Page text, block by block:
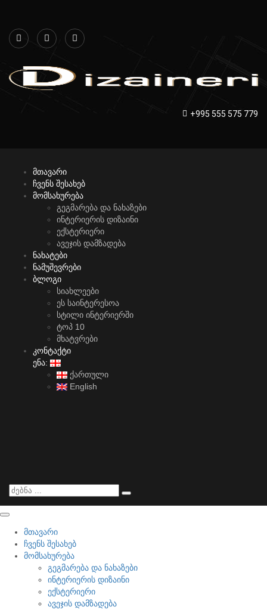
+995 555 575 779
მთავარი
ჩვენს შესახებ
მომსახურება
გეგმარება და ნახაზები
ინტერიერის დიზაინი
ექსტერიერი
ავეჯის დამზადება
ნახატები
ნამუშევრები
ბლოგი
სიახლეები
ეს საინტერესოა
სტილი ინტერიერში
ტოპ 10
მხატვრები
კონტაქტი
ენა:
ქართული
English
მთავარი
ჩვენს შესახებ
მომსახურება
გეგმარება და ნახაზები
ინტერიერის დიზაინი
ექსტერიერი
ავეჯის დამზადება